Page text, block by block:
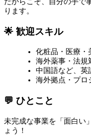
ります。
🌟 歓迎スキル
化粧品・医療・
海外薬事・法規
中国語など、英
海外拠点・プロ
💬 ひとこと
未完成な事業を「面白い
ょう！